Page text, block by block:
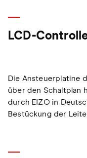
LCD-
Die Ansteuerplatine
über den Schaltplan
durch EIZO in
Bestückung der